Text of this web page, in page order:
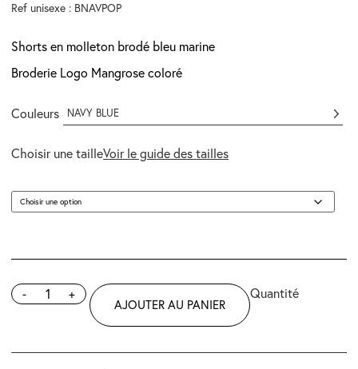
Ref unisexe : BNAVPOP
Shorts en molleton brodé bleu marine
Broderie Logo Mangrose coloré
Couleurs NAVY BLUE
Choisir une tailleVoir le guide des tailles
- +
AJOUTER AU PANIER